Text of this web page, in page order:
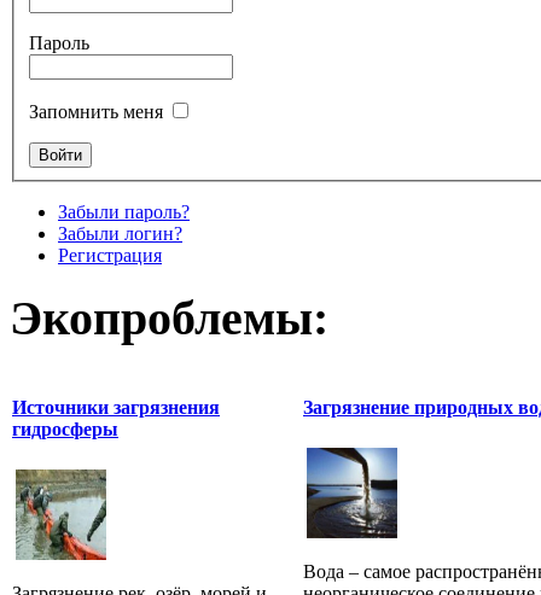
Пароль
Запомнить меня
Забыли пароль?
Забыли логин?
Регистрация
Экопроблемы:
Источники загрязнения
гидросферы
Загрязнение природных
Вода – самое